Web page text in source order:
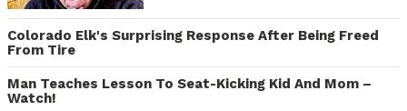
Colorado Elk's Surprising Response After Being Freed
From Tire
Man Teaches Lesson To Seat-Kicking Kid And Mom –
Watch!